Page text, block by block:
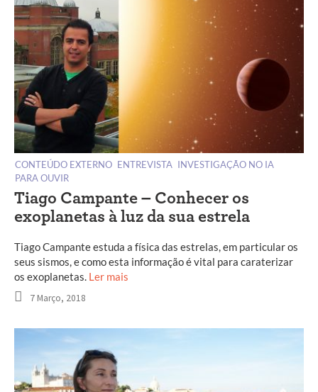
CONTEÚDO EXTERNO ENTREVISTA INVESTIGAÇÃO NO IA
PARA OUVIR
Tiago Campante – Conhecer os
exoplanetas à luz da sua estrela
Tiago Campante estuda a física das estrelas, em particular os
seus sismos, e como esta informação é vital para caraterizar
os exoplanetas. Ler mais
7 Março, 2018